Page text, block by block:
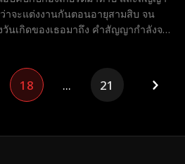
าจะแต่งงานกันตอนอายุสามสิบ จน
วันเกิดของเธอมาถึง คำสัญญากำลังจะ
ร้เยื่อใย วันแต่งงานนั้นเอง เธอเข้าร่วม
กลุ่มบริษัทปองพล และเลิกสัมพันธ์กัน
จชดเชยความเจ็บปวดที่เคยก่อไว้กับ
18 ... 21